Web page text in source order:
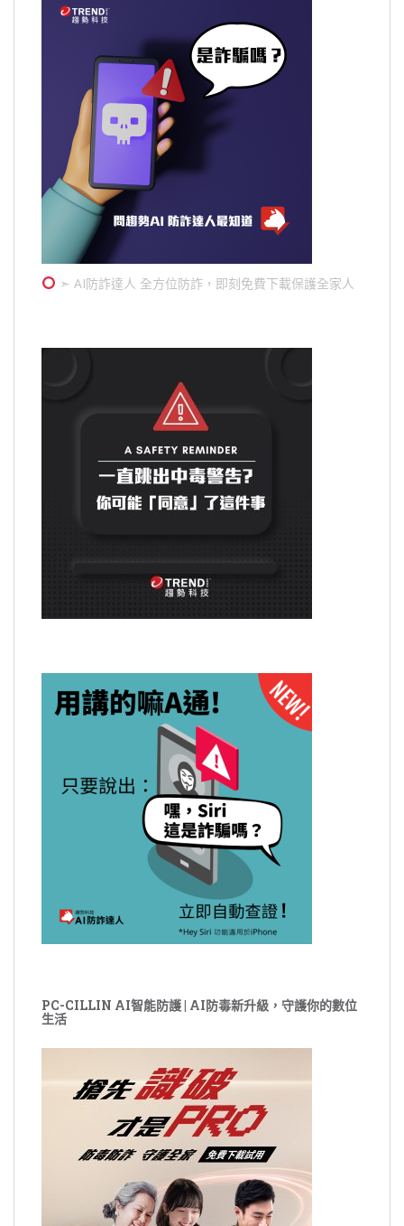
➣ AI防詐達人 全方位防詐，即刻免費下載保護全家人
PC-CILLIN AI智能防護 | AI防毒新升級，守護你的數位
生活